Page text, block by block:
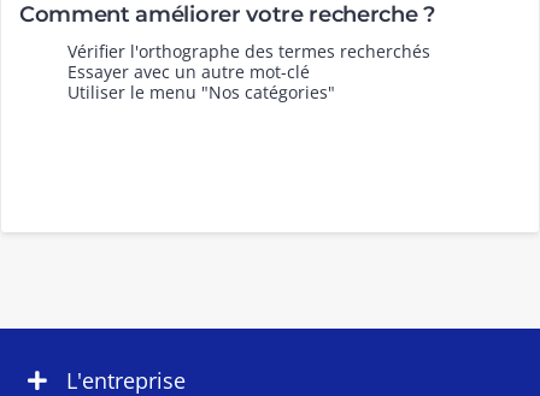
Comment améliorer votre recherche ?
Vérifier l'orthographe des termes recherchés
Essayer avec un autre mot-clé
Utiliser le menu "Nos catégories"
L'entreprise